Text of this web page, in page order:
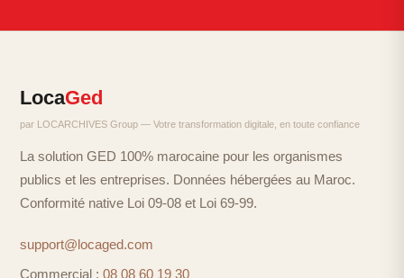
LocaGed
par LOCARCHIVES Group — Votre transformation digitale, en toute confiance
La solution GED 100% marocaine pour les organismes
publics et les entreprises. Données hébergées au Maroc.
Conformité native Loi 09-08 et Loi 69-99.
support@locaged.com
Commercial : 08 08 60 19 30